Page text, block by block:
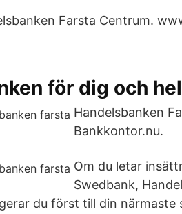
Farsta Centrum.
för dig och
Handelsbanken
Bankkontor.nu.
Om du letar
Swedbank,
du först till din